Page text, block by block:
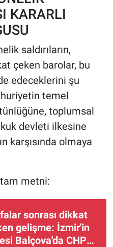
KARARLI
saldırıların,
çeken barolar, bu
edeceklerini şu
temel
toplumsal
devleti ilkesine
karşısında olmaya
tam metni:
sonrası dikkat
gelişme: İzmir'in
Balçova'da CHP